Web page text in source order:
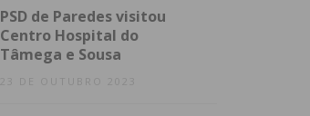
PSD de Paredes visitou
Centro Hospital do
Tâmega e Sousa
23 DE OUTUBRO 2023